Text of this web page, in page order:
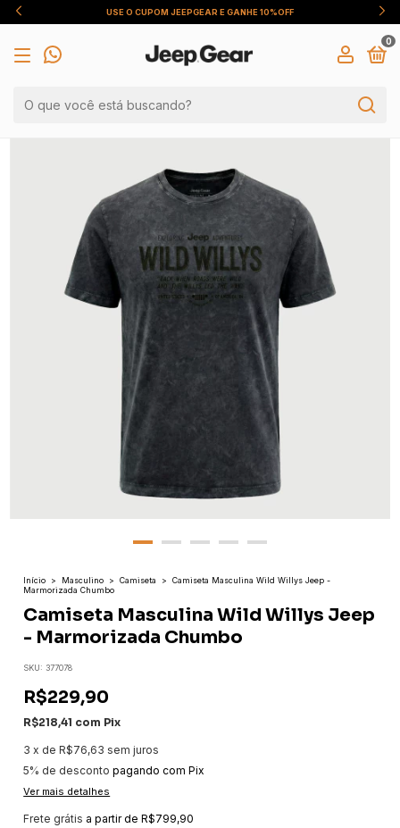
USE O CUPOM JEEPGEAR E GANHE 10%OFF
0
Início > Masculino > Camiseta >
Camiseta Masculina Wild Willys Jeep -
Marmorizada Chumbo
Camiseta Masculina Wild Willys Jeep
- Marmorizada Chumbo
SKU: 377078
R$229,90
R$218,41 com Pix
3 x deR$76,63 sem juros
5% de desconto pagando com Pix
Ver mais detalhes
Frete grátis a partir deR$799,90